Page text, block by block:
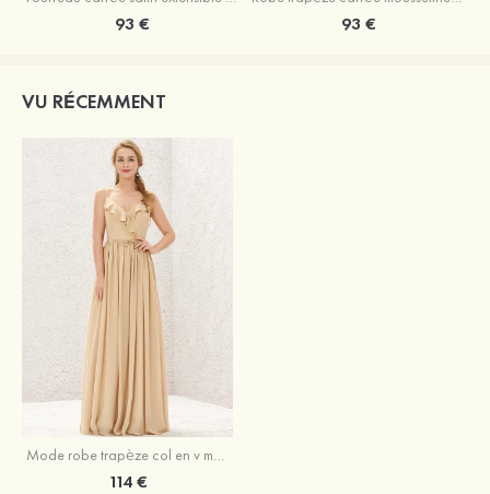
93 € 93 €
VU RÉCEMMENT
Mode robe trapèze col en v mousseline longueur ras du sol robe de demoiselle d'honneur avec plissé volants
114 €